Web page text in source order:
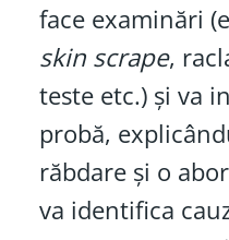
face examinări
skin scrape,
teste etc.) și va
probă,
răbdare și o
va identifica